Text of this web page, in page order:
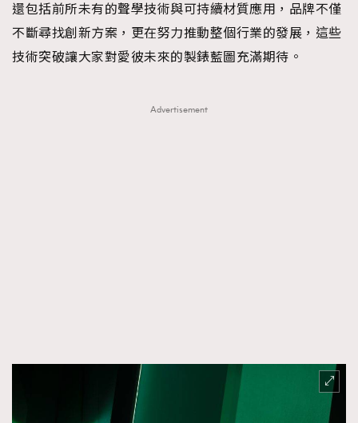
還包括前所未有的聲學技術與可持續材質應用，品牌不僅
不斷尋找創新方案，更在努力推動整個行業的發展，這些
技術突破讓大家對愛彼未來的製錶藍圖充滿期待。
Advertisement